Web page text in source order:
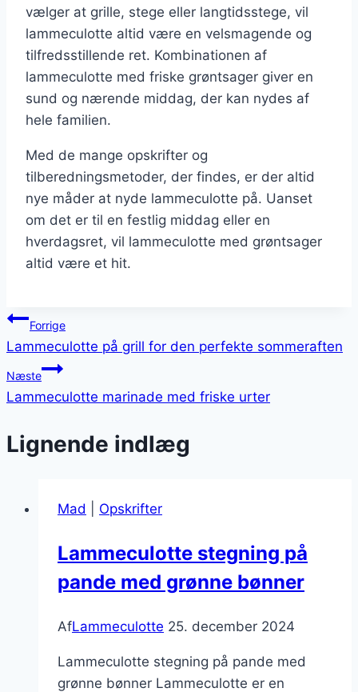
vælger at grille, stege eller langtidsstege, vil
lammeculotte altid være en velsmagende og
tilfredsstillende ret. Kombinationen af
lammeculotte med friske grøntsager giver en
sund og nærende middag, der kan nydes af
hele familien.
Med de mange opskrifter og
tilberedningsmetoder, der findes, er der altid
nye måder at nyde lammeculotte på. Uanset
om det er til en festlig middag eller en
hverdagsret, vil lammeculotte med grøntsager
altid være et hit.
Indlægsnavigation
Forrige
Lammeculotte på grill for den perfekte sommeraften
Næste
Lammeculotte marinade med friske urter
Lignende indlæg
Mad Opskrifter
Lammeculotte stegning på
pande med grønne bønner
AfLammeculotte 25. december 2024
Lammeculotte stegning på pande med
grønne bønner Lammeculotte er en